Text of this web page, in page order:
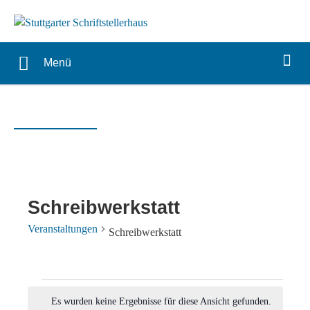
Menü
Schreibwerkstatt
Veranstaltungen Schreibwerkstatt
Es wurden keine Ergebnisse für diese Ansicht gefunden.